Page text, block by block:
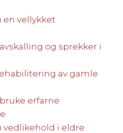
en vellykket
og sprekker i
av gamle
erfarne
vedlikehold i eldre